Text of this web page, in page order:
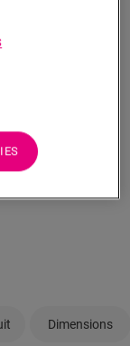
à votre
Dimensions